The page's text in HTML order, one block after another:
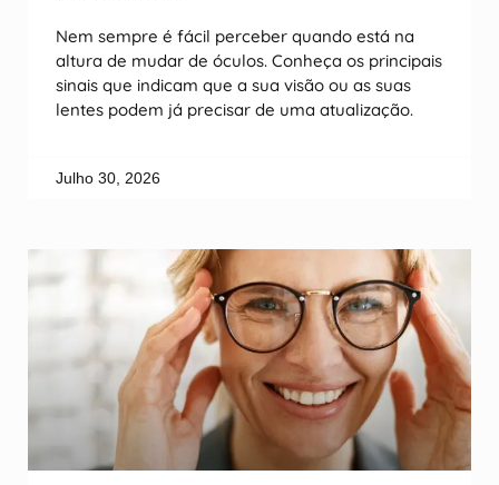
Nem sempre é fácil perceber quando está na
altura de mudar de óculos. Conheça os principais
sinais que indicam que a sua visão ou as suas
lentes podem já precisar de uma atualização.
Julho 30, 2026